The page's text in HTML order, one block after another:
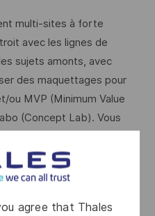
agree that Thales
multi-sites à forte
avec les lignes de
sujets amonts, avec
des maquettages pour
MVP (Minimum Value
(Concept Lab). Vous
vous permettant
ce qui
mais confère à
professionnelle.
pluridisciplinaires, vous